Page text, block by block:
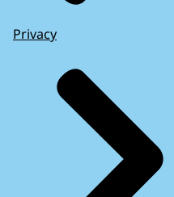
Privacy